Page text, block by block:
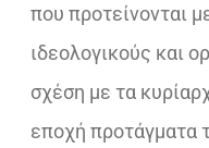
που προτείνονται
ιδεολογικούς και
σχέση με τα
εποχή προτάγματα